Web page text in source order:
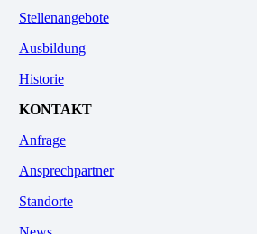
Stellenangebote
Ausbildung
Historie
KONTAKT
Anfrage
Ansprechpartner
Standorte